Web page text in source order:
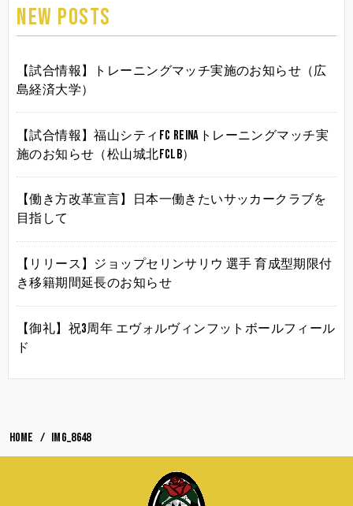
NEW POSTS
【試合情報】トレーニングマッチ実施のお知らせ（広
島経済大学）
【試合情報】福山シティFC Reinaトレーニングマッチ実
施のお知らせ（松山城北FCLB）
【働き方改革宣言】日本一働きたいサッカークラブを
目指して
【リリース】ジョップセリンサリウ 選手 育成型期限付
き移籍期間延長のお知らせ
【御礼】祝3周年 エヴォルヴィンフットボールフィール
ド
HOME IMG_8648